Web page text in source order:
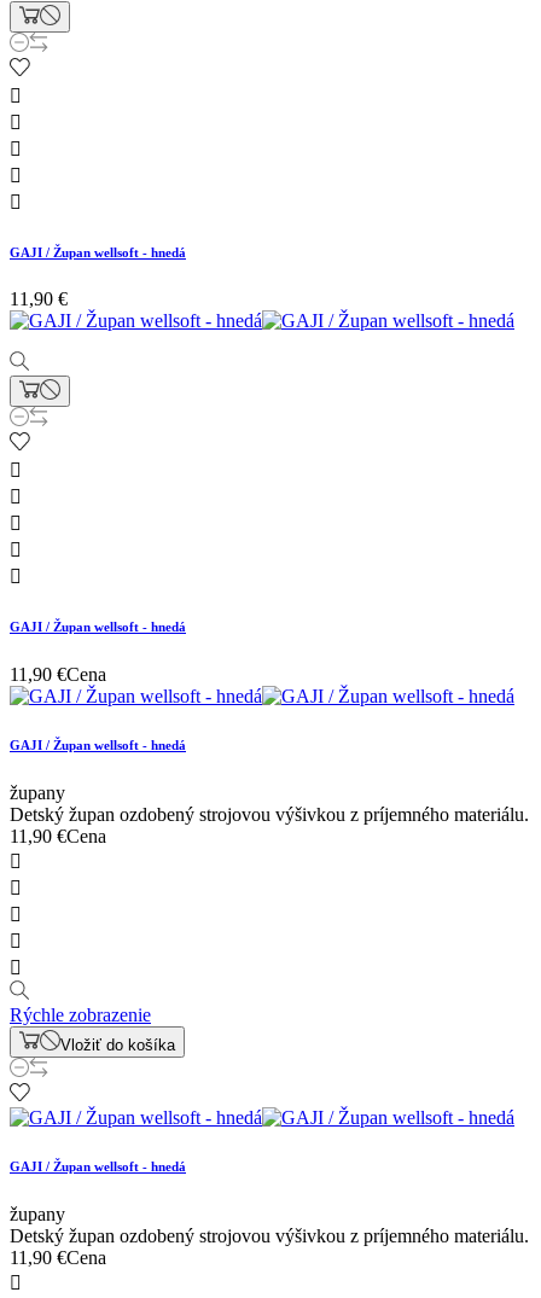





GAJI / Župan wellsoft - hnedá
11,90 €





GAJI / Župan wellsoft - hnedá
11,90 €Cena
GAJI / Župan wellsoft - hnedá
župany
Detský župan ozdobený strojovou výšivkou z príjemného materiálu.
11,90 €Cena





Rýchle zobrazenie
Vložiť do košíka
GAJI / Župan wellsoft - hnedá
župany
Detský župan ozdobený strojovou výšivkou z príjemného materiálu.
11,90 €Cena
